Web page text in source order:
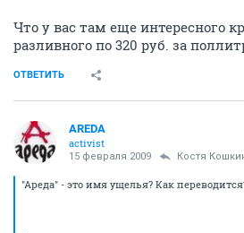
Что у вас там еще интересного
разливного по 320 руб. за
ОТВЕТИТЬ
AREDA
activist
15 февраля 2009 Костя
"Ареда" - это имя ущелья? Как